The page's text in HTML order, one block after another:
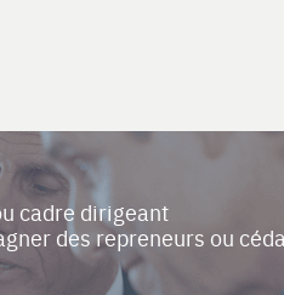
cadre dirigeant
des repreneurs ou